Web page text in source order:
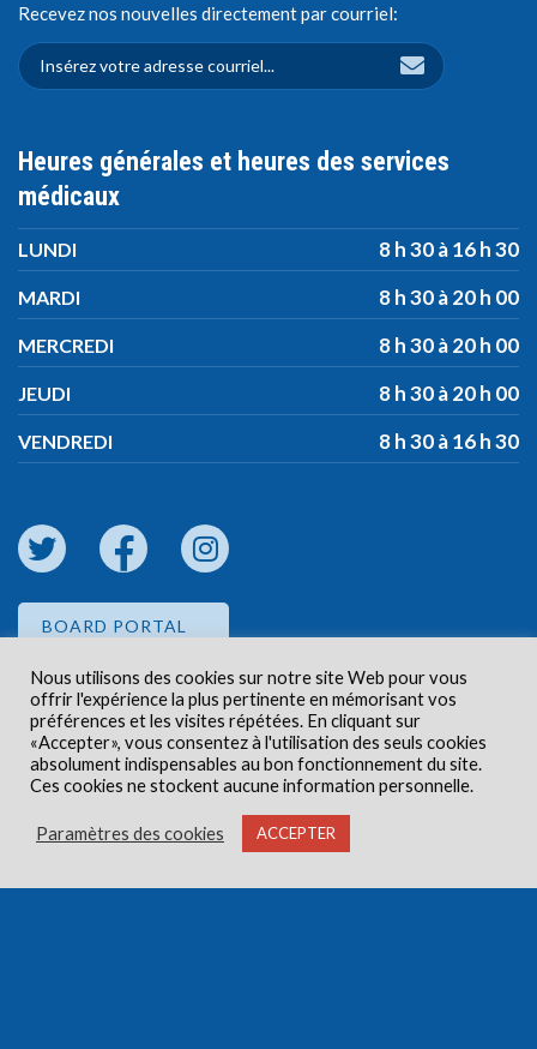
Recevez nos nouvelles directement par courriel:
Heures générales et heures des services
médicaux
LUNDI 8 h 30 à 16 h 30
MARDI 8 h 30 à 20 h 00
MERCREDI 8 h 30 à 20 h 00
JEUDI 8 h 30 à 20 h 00
VENDREDI 8 h 30 à 16 h 30
BOARD PORTAL
EMPLOYEE PORTAL
Droits d'auteur © 2026 Centre de santé communautaire
Carlington. Tous droits réservés.
Nous utilisons des cookies sur notre site Web pour vous
offrir l'expérience la plus pertinente en mémorisant vos
préférences et les visites répétées. En cliquant sur
«Accepter», vous consentez à l'utilisation des seuls cookies
absolument indispensables au bon fonctionnement du site.
Ces cookies ne stockent aucune information personnelle.
Paramètres des cookies ACCEPTER